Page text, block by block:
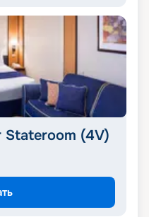
Stateroom (4V)